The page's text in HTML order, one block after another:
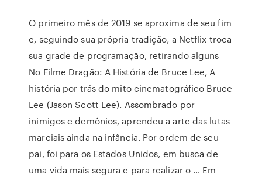
O primeiro mês de 2019 se aproxima de seu fim
e, seguindo sua própria tradição, a Netflix troca
sua grade de programação, retirando alguns
No Filme Dragão: A História de Bruce Lee, A
história por trás do mito cinematográfico Bruce
Lee (Jason Scott Lee). Assombrado por
inimigos e demônios, aprendeu a arte das lutas
marciais ainda na infância. Por ordem de seu
pai, foi para os Estados Unidos, em busca de
uma vida mais segura e para realizar o … Em